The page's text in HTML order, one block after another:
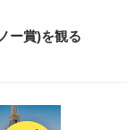
ー賞)を観る